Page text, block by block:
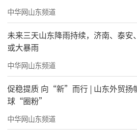
中华网山东频道
未来三天山东降雨持续，济南、泰
或大暴雨
中华网山东频道
促稳提质 向“新”而行 | 山东外贸
球“圈粉”
中华网山东频道